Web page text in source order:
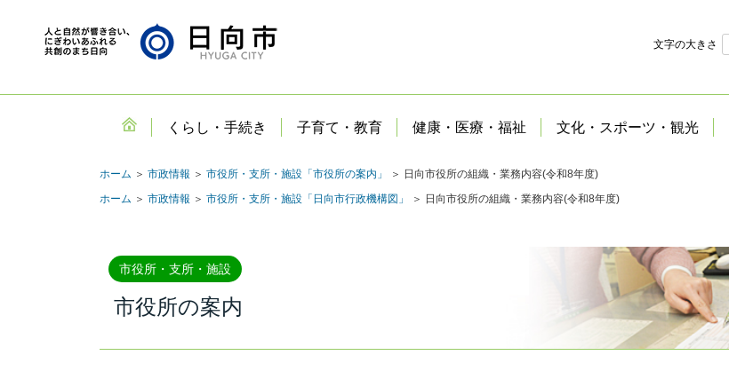
文字の大きさ
くらし・手続き 子育て・教育 健康・医療・福祉 文化・スポーツ・観光
ホーム ＞ 市政情報 ＞ 市役所・支所・施設「市役所の案内」
＞ 日向市役所の組織・業務内容(令和8年度)
ホーム ＞ 市政情報 ＞ 市役所・支所・施設「日向市行政機構図」 ＞ 日向市役所の組織・業務内容(令和8年度)
市役所・支所・施設
市役所の案内